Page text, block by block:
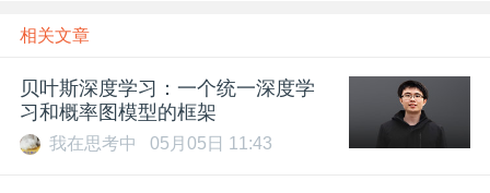
相关文章
贝叶斯深度学习：一个统一深度学
习和概率图模型的框架
我在思考中 05月05日 11:43